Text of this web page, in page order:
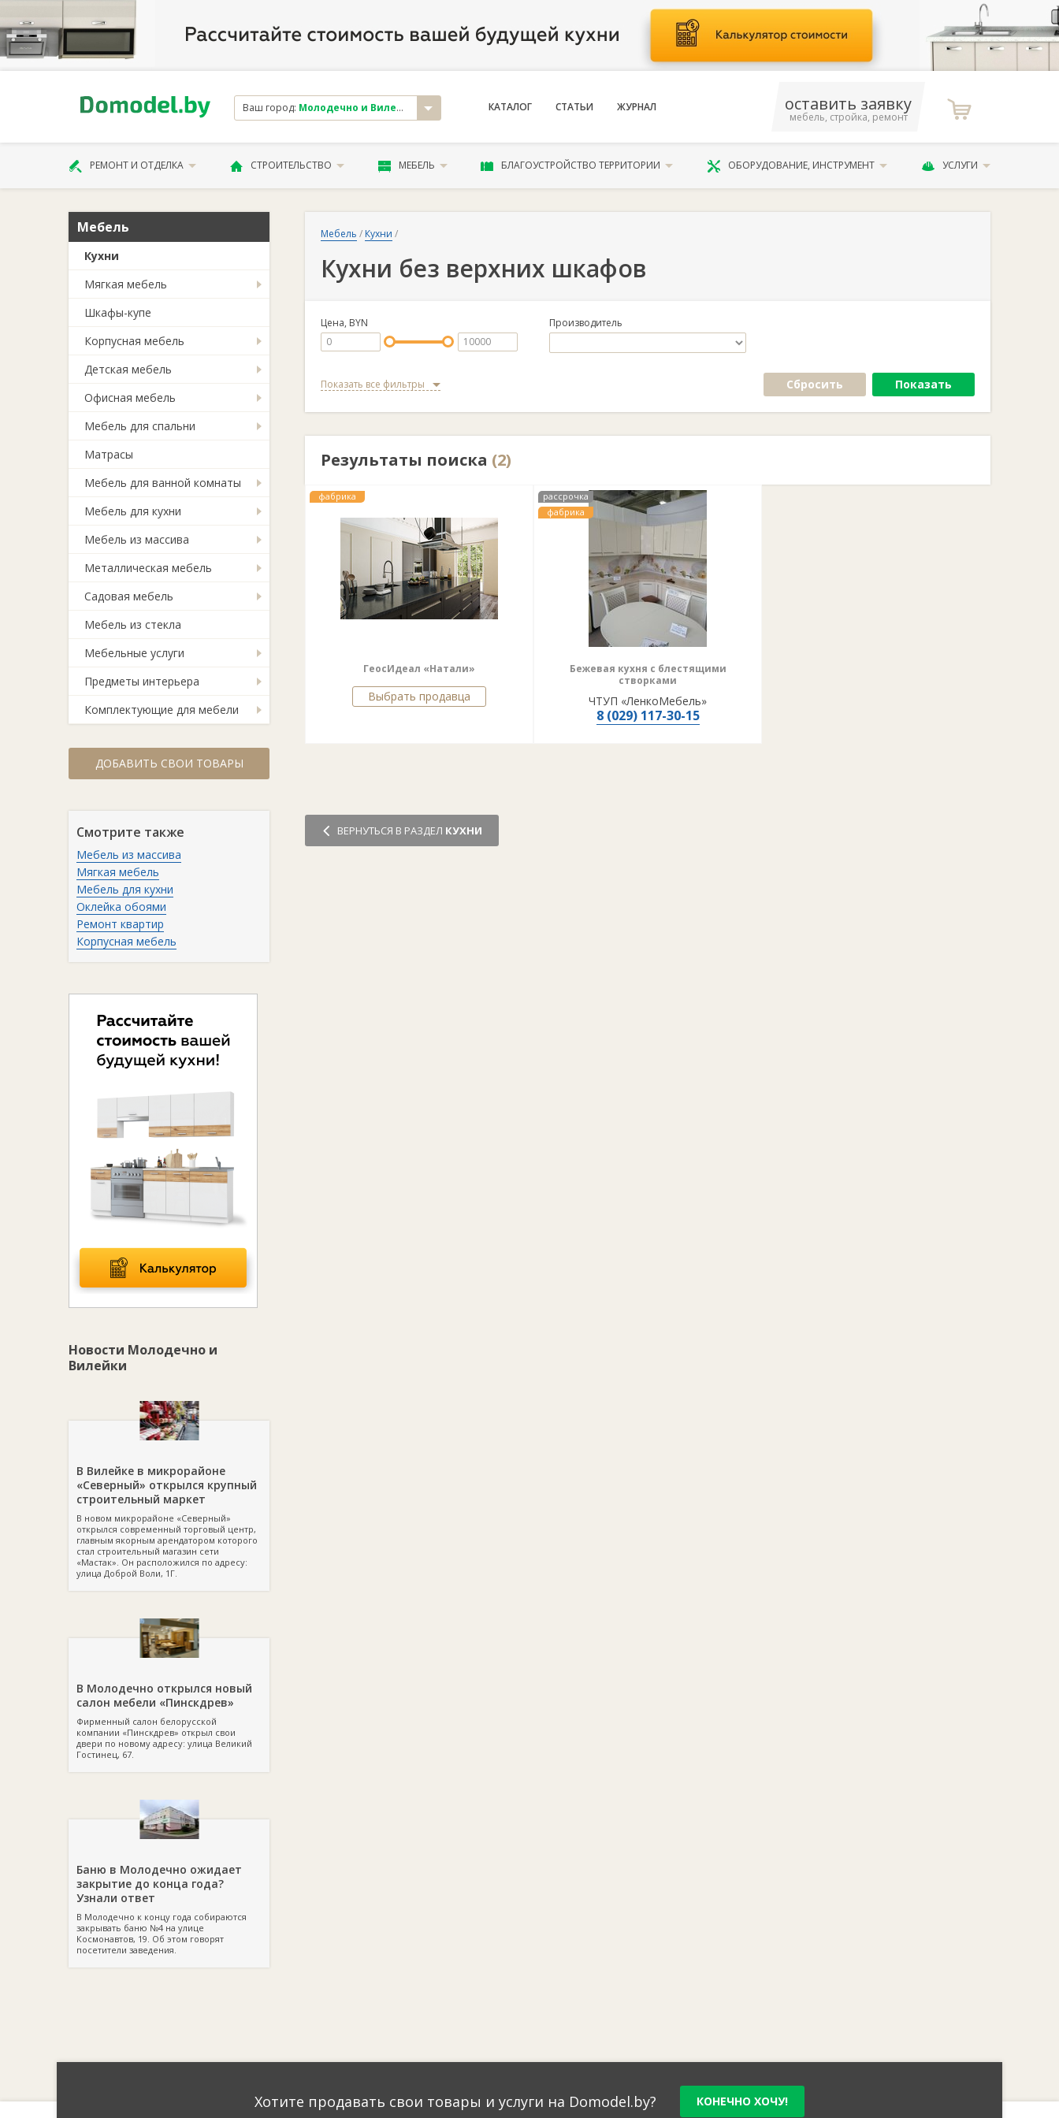
Ваш город: Молодечно и Вилейка КАТАЛОГ СТАТЬИ ЖУРНАЛ оставить заявку
мебель, стройка, ремонт
РЕМОНТ И ОТДЕЛКА СТРОИТЕЛЬСТВО МЕБЕЛЬ БЛАГОУСТРОЙСТВО ТЕРРИТОРИИ ОБОРУДОВАНИЕ, ИНСТРУМЕНТ УСЛУГИ
Мебель
Кухни
Мягкая мебель
Шкафы-купе
Корпусная мебель
Детская мебель
Офисная мебель
Мебель для спальни
Матрасы
Мебель для ванной комнаты
Мебель для кухни
Мебель из массива
Металлическая мебель
Садовая мебель
Мебель из стекла
Мебельные услуги
Предметы интерьера
Комплектующие для мебели
ДОБАВИТЬ СВОИ ТОВАРЫ
Смотрите также
Мебель из массива
Мягкая мебель
Мебель для кухни
Оклейка обоями
Ремонт квартир
Корпусная мебель
Новости Молодечно и
Вилейки
В Вилейке в микрорайоне
«Северный» открылся крупный
строительный маркет
В новом микрорайоне «Северный»
открылся современный торговый центр,
главным якорным арендатором которого
стал строительный магазин сети
«Мастак». Он расположился по адресу:
улица Доброй Воли, 1Г.
В Молодечно открылся новый
салон мебели «Пинскдрев»
Фирменный салон белорусской
компании «Пинскдрев» открыл свои
двери по новому адресу: улица Великий
Гостинец, 67.
Баню в Молодечно ожидает
закрытие до конца года?
Узнали ответ
В Молодечно к концу года собираются
закрывать баню №4 на улице
Космонавтов, 19. Об этом говорят
посетители заведения.
Мебель / Кухни /
Кухни без верхних шкафов
Цена, BYN Производитель
Показать все фильтры Сбросить Показать
Результаты поиска (2)
фабрика
ГеосИдеал «Натали»
Выбрать продавца
рассрочка
фабрика
Бежевая кухня с блестящими
створками
ЧТУП «ЛенкоМебель»
8 (029) 117-30-15
ВЕРНУТЬСЯ В РАЗДЕЛ КУХНИ
Хотите продавать свои товары и услуги на Domodel.by? КОНЕЧНО ХОЧУ!